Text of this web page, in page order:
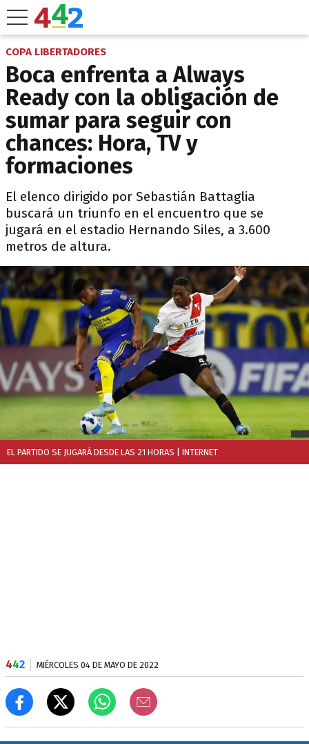
COPA LIBERTADORES
Boca enfrenta a Always
Ready con la obligación de
sumar para seguir con
chances: Hora, TV y
formaciones
El elenco dirigido por Sebastián Battaglia
buscará un triunfo en el encuentro que se
jugará en el estadio Hernando Siles, a 3.600
metros de altura.
EL PARTIDO SE JUGARÁ DESDE LAS 21 HORAS | INTERNET
442 MIÉRCOLES 04 DE MAYO DE 2022